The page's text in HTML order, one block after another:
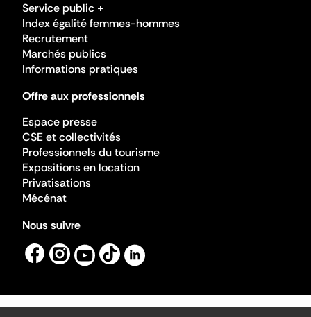
Service public +
Index égalité femmes-hommes
Recrutement
Marchés publics
Informations pratiques
Offre aux professionnels
Espace presse
CSE et collectivités
Professionnels du tourisme
Expositions en location
Privatisations
Mécénat
Nous suivre